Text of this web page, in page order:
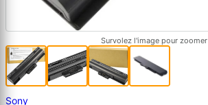
Survolez l'image pour zoomer
Sony